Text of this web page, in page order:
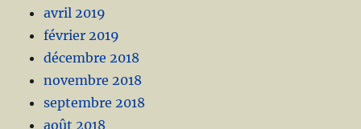
avril 2019
février 2019
décembre 2018
novembre 2018
septembre 2018
août 2018